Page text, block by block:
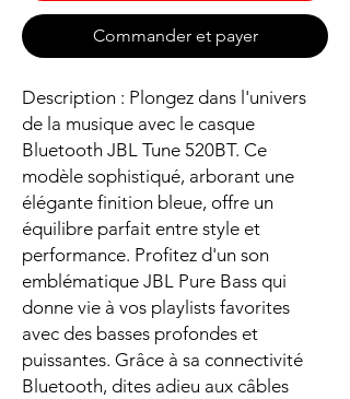
Commander et payer
Description : Plongez dans l'univers
de la musique avec le casque
Bluetooth JBL Tune 520BT. Ce
modèle sophistiqué, arborant une
élégante finition bleue, offre un
équilibre parfait entre style et
performance. Profitez d'un son
emblématique JBL Pure Bass qui
donne vie à vos playlists favorites
avec des basses profondes et
puissantes. Grâce à sa connectivité
Bluetooth, dites adieu aux câbles